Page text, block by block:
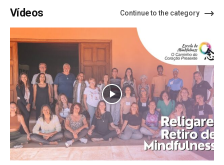
Vídeos Continue to the category